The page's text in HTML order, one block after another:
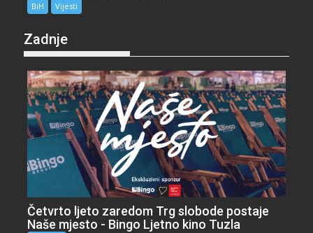
BiH Vijesti
Zadnje
Četvrto ljeto zaredom Trg slobode postaje
Naše mjesto - Bingo Ljetno kino Tuzla